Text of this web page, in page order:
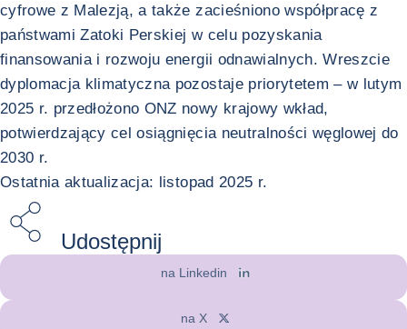
cyfrowe z Malezją, a także zacieśniono współpracę z
państwami Zatoki Perskiej w celu pozyskania
finansowania i rozwoju energii odnawialnych. Wreszcie
dyplomacja klimatyczna pozostaje priorytetem – w lutym
2025 r. przedłożono ONZ nowy krajowy wkład,
potwierdzający cel osiągnięcia neutralności węglowej do
2030 r.
Ostatnia aktualizacja: listopad 2025 r.
Udostępnij
na Linkedin
na X